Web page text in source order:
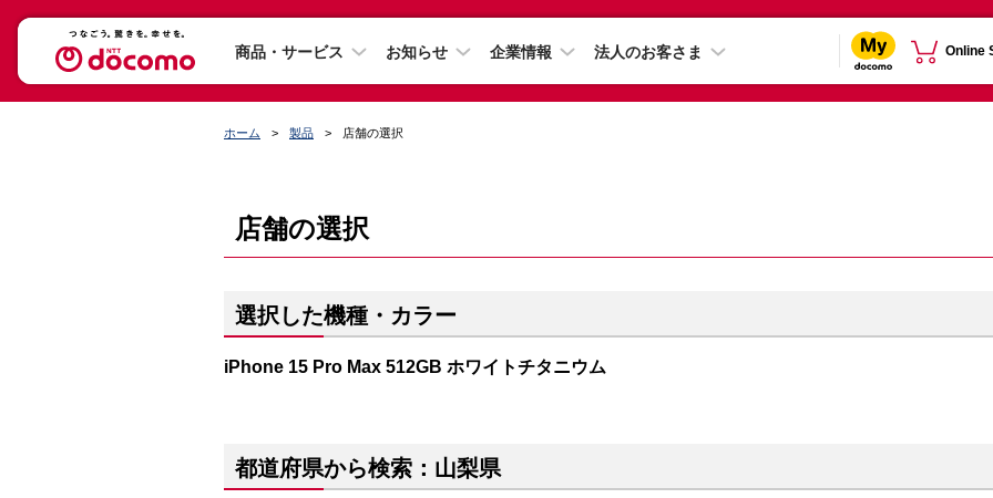
商品・サービス お知らせ 企業情報 法人のお客さま Online
ホーム 製品 店舗の選択
店舗の選択
選択した機種・カラー
iPhone 15 Pro Max 512GB ホワイトチタニウム
都道府県から検索：山梨県